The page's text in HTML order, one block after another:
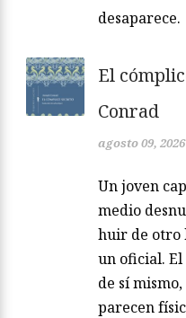
desaparece.
El
Conrad
agosto 09, 2026
Un joven
medio
huir de otro
un oficial. El
de sí
parecen